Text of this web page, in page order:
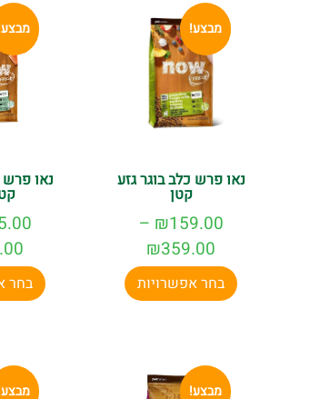
מבצע!
נאו פרש כלב בוגר גזע
קטן
₪159.00
–
₪359.00
בחר אפשרויות
נאו פרש
בחר
מבצע!